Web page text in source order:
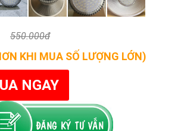
550.000đ
KHI MUA SỐ LƯỢNG LỚN)